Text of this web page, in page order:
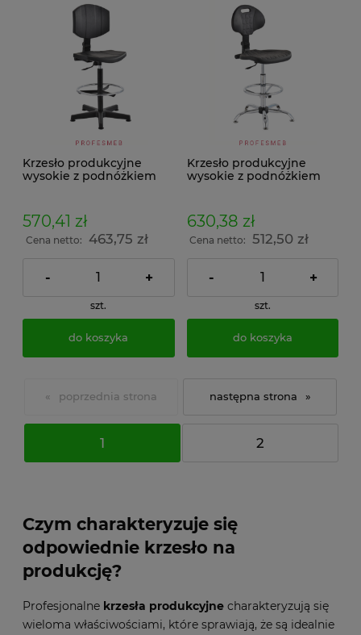
Krzesło produkcyjne
wysokie z podnóżkiem
570,41 zł
Cena netto: 463,75 zł
- +
szt.
do koszyka
Krzesło produkcyjne
wysokie z podnóżkiem
630,38 zł
Cena netto: 512,50 zł
- +
szt.
do koszyka
«
1 2
»
Czym charakteryzuje się
odpowiednie krzesło na
produkcję?
Profesjonalne krzesła produkcyjne charakteryzują się
wieloma właściwościami, które sprawiają, że są idealnie